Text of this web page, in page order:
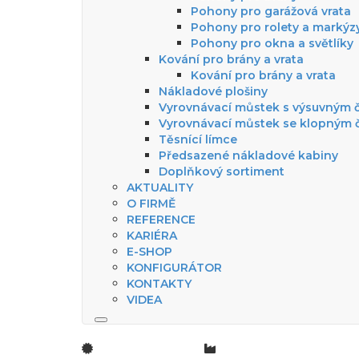
Pohony pro garážová vrata
Pohony pro rolety a
Pohony pro okna a světlíky
Kování pro brány a vrata
Kování pro brány a vrata
Nákladové plošiny
Vyrovnávací můstek s výsuvným
Vyrovnávací můstek se klopným
Těsnící límce
Předsazené nákladové kabiny
Doplňkový sortiment
AKTUALITY
O FIRMĚ
REFERENCE
KARIÉRA
E-SHOP
KONFIGURÁTOR
KONTAKTY
VIDEA